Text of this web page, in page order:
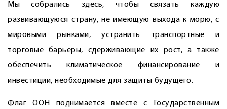
Мы собрались здесь, чтобы связать каждую
развивающуюся страну, не имеющую выхода к морю, с
мировыми рынками, устранить транспортные и
торговые барьеры, сдерживающие их рост, а также
обеспечить климатическое финансирование и
инвестиции, необходимые для защиты будущего.
Флаг ООН поднимается вместе с Государственным